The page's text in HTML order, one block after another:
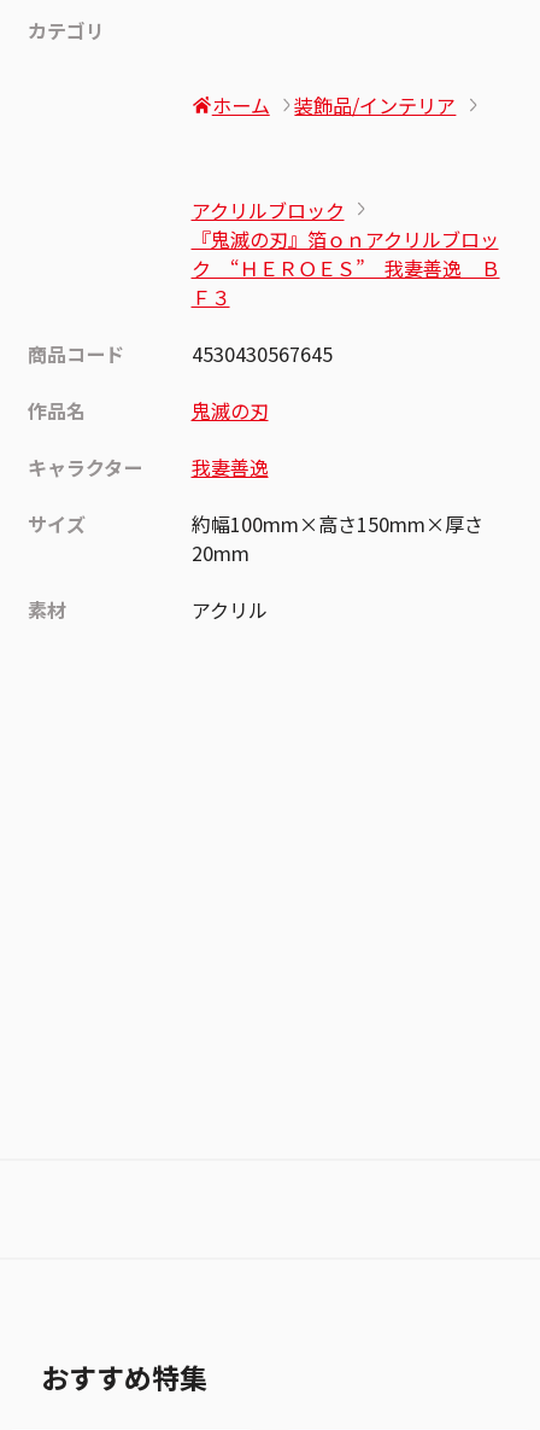
カテゴリ
ホーム 装飾品/インテリア
アクリルブロック
『鬼滅の刃』箔ｏｎアクリルブロッ
ク “ＨＥＲＯＥＳ” 我妻善逸 Ｂ
Ｆ３
商品コード
4530430567645
作品名
鬼滅の刃
キャラクター
我妻善逸
サイズ
約幅100mm×高さ150mm×厚さ
20mm
素材
アクリル
おすすめ特集